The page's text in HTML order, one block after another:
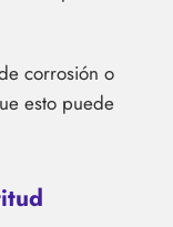
corrosión o
esto puede